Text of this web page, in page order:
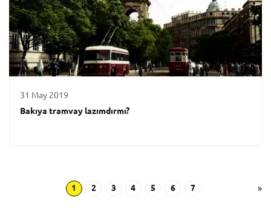
31 May 2019
Bakıya tramvay lazımdırmı?
1 2 3 4 5 6 7 »